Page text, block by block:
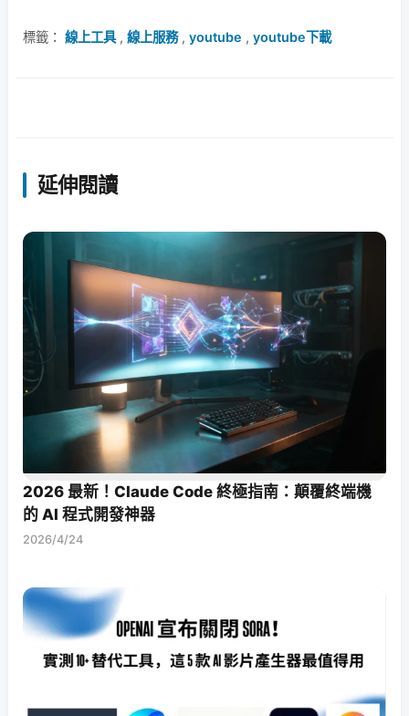
標籤： 線上工具, 線上服務, youtube , youtube下載
延伸閱讀
2026 最新！Claude Code 終極指南：顛覆終端機
的 AI 程式開發神器
2026/4/24